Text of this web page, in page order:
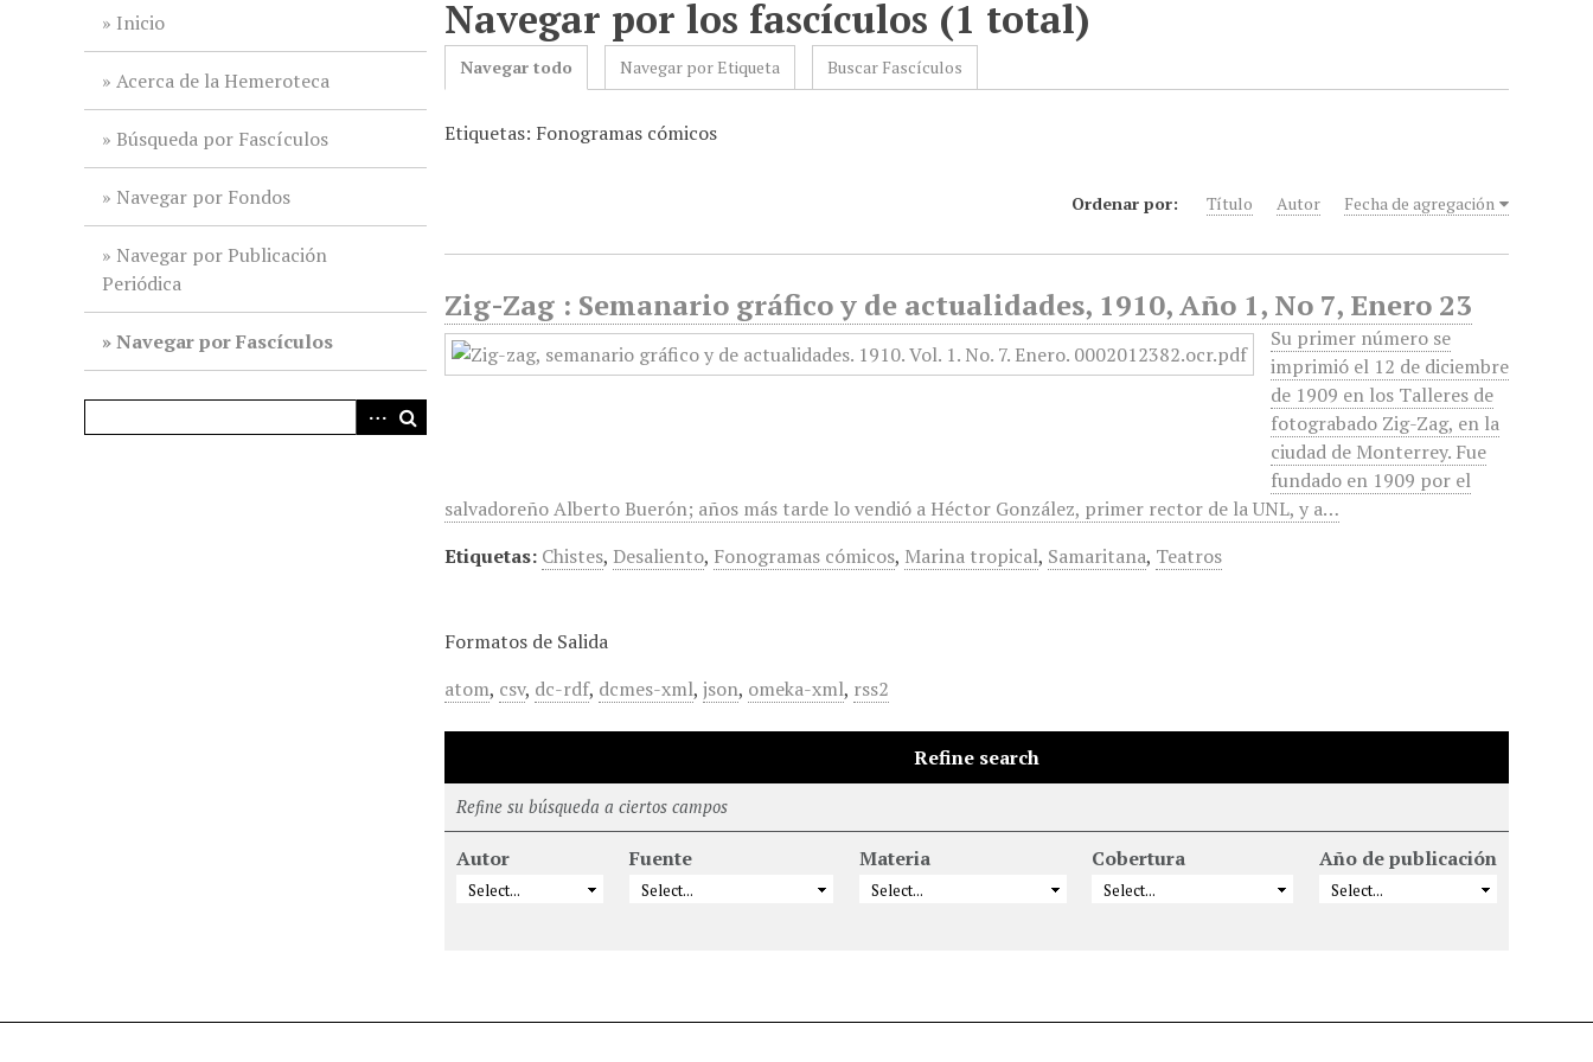
Inicio
Acerca de la Hemeroteca
Búsqueda por Fascículos
Navegar por Fondos
Navegar por Publicación
Periódica
Navegar por Fascículos
Navegar por los fascículos (1 total)
Navegar todo Navegar por Etiqueta Buscar Fascículos
Etiquetas: Fonogramas cómicos
Ordenar por: Título Autor Fecha de agregación
Zig-Zag : Semanario gráfico y de actualidades, 1910, Año 1, No 7, Enero 23
Su primer número se
imprimió el 12 de diciembre
de 1909 en los Talleres de
fotograbado Zig-Zag, en la
ciudad de Monterrey. Fue
fundado en 1909 por el
salvadoreño Alberto Buerón; años más tarde lo vendió a Héctor González, primer rector de la UNL, y a…
Etiquetas: Chistes, Desaliento, Fonogramas cómicos, Marina tropical, Samaritana, Teatros
Formatos de Salida
atom, csv, dc-rdf, dcmes-xml,json, omeka-xml, rss2
Refine search
Refine su búsqueda a ciertos campos
Autor Fuente Materia Cobertura Año de publicación